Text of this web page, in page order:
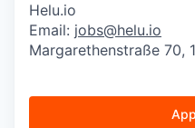
Helu.io
Email: jobs@helu.io
Margarethenstraße 70,